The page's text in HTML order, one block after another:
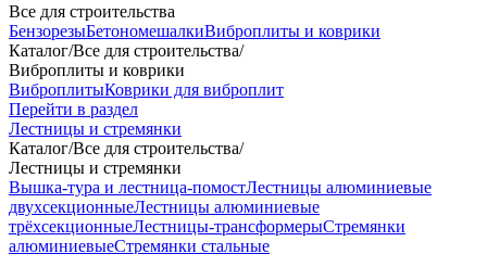
Все для строительства
БензорезыБетономешалкиВиброплиты и коврики
Каталог/Все для строительства/
Виброплиты и коврики
ВиброплитыКоврики для виброплит
Перейти в раздел
Лестницы и стремянки
Каталог/Все для строительства/
Лестницы и стремянки
Вышка-тура и лестница-помостЛестницы алюминиевые
двухсекционныеЛестницы алюминиевые
трёхсекционныеЛестницы-трансформерыСтремянки
алюминиевыеСтремянки стальные